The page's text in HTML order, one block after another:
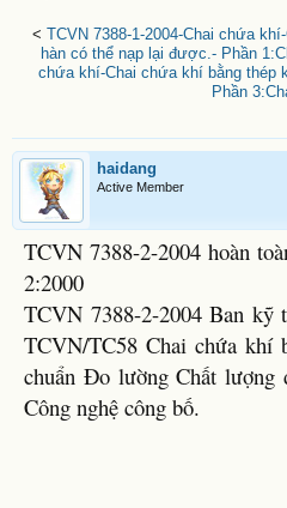
< TCVN 7388-1-2004-Chai chứa
hàn có thể nạp lại được.- Phần
chứa khí-Chai chứa khí bằng thép
Phần
haidang
Active Member
TCVN 7388-2-2004 hoàn
2:2000
TCVN 7388-2-2004 Ban kỹ
TCVN/TC58 Chai chứa khí
chuẩn Đo lường Chất lượng
Công nghệ công bố.